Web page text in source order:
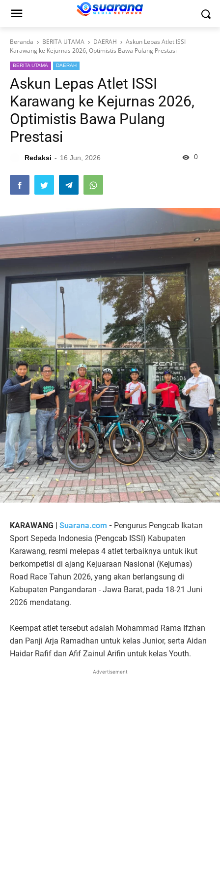
Beranda BERITA UTAMA DAERAH
Askun Lepas Atlet ISSI
Karawang ke Kejurnas 2026, Optimistis Bawa Pulang Prestasi
BERITA UTAMA DAERAH
Askun Lepas Atlet ISSI
Karawang ke Kejurnas 2026,
Optimistis Bawa Pulang
Prestasi
Redaksi 16 Jun, 2026 0
KARAWANG | Suarana.com - Pengurus Pengcab Ikatan
Sport Sepeda Indonesia (Pengcab ISSI) Kabupaten
Karawang, resmi melepas 4 atlet terbaiknya untuk ikut
berkompetisi di ajang Kejuaraan Nasional (Kejurnas)
Road Race Tahun 2026, yang akan berlangsung di
Kabupaten Pangandaran - Jawa Barat, pada 18-21 Juni
2026 mendatang.
Keempat atlet tersebut adalah Mohammad Rama Ifzhan
dan Panji Arja Ramadhan untuk kelas Junior, serta Aidan
Haidar Rafif dan Afif Zainul Arifin untuk kelas Youth.
Advertisement